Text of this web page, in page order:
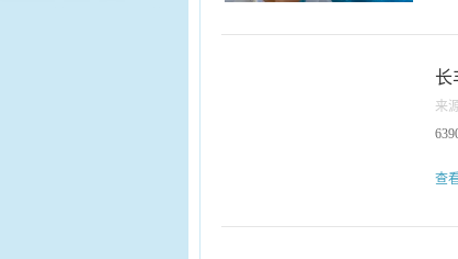
难
服
务
课
法
用
指
有
近
长
来
查